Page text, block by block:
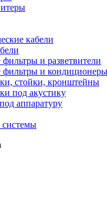
кабели
и разветвители
фильтры и кондиционеры
стойки, кронштейны
под акустику
аппаратуру
системы